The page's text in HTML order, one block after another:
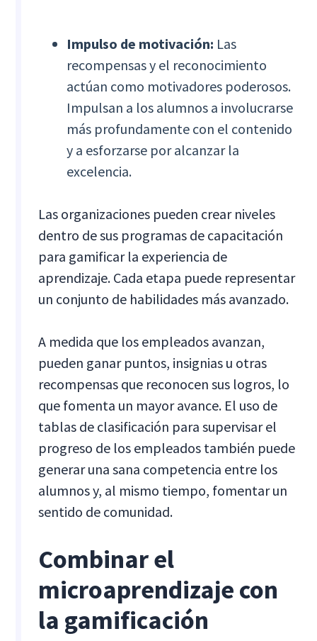
Impulso de motivación: Las
recompensas y el reconocimiento
actúan como motivadores poderosos.
Impulsan a los alumnos a involucrarse
más profundamente con el contenido
y a esforzarse por alcanzar la
excelencia.
Las organizaciones pueden crear niveles
dentro de sus programas de capacitación
para gamificar la experiencia de
aprendizaje. Cada etapa puede representar
un conjunto de habilidades más avanzado.
A medida que los empleados avanzan,
pueden ganar puntos, insignias u otras
recompensas que reconocen sus logros, lo
que fomenta un mayor avance. El uso de
tablas de clasificación para supervisar el
progreso de los empleados también puede
generar una sana competencia entre los
alumnos y, al mismo tiempo, fomentar un
sentido de comunidad.
Combinar el
microaprendizaje con
la gamificación